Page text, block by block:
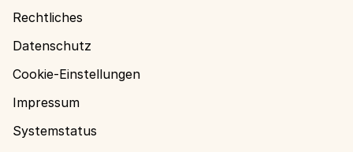
Rechtliches
Datenschutz
Cookie-Einstellungen
Impressum
Systemstatus